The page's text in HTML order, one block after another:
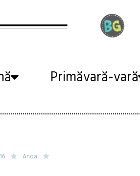
Primăvară-vară
Anda